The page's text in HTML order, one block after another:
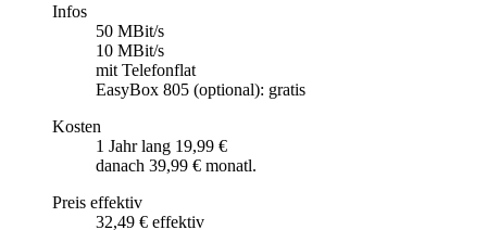
Infos
50 MBit/s
10 MBit/s
mit Telefonflat
EasyBox 805 (optional): gratis
Kosten
1 Jahr lang 19,99 €
danach 39,99 € monatl.
Preis effektiv
32,49 € effektiv